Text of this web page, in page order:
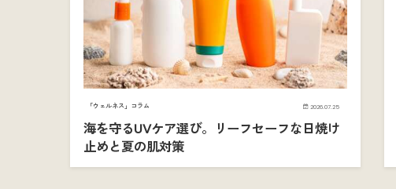
「ウェルネス」コラム 2026.07.25
海を守るUVケア選び。リーフセーフな日焼け
止めと夏の肌対策